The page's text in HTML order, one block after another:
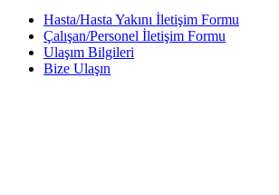
Hasta/Hasta Yakını İletişim Formu
Çalışan/Personel İletişim Formu
Ulaşım Bilgileri
Bize Ulaşın